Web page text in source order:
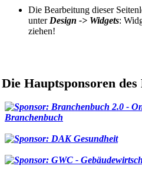
Die Bearbeitung dieser
unter Design -> Widgets:
ziehen!
Die Hauptsponsoren